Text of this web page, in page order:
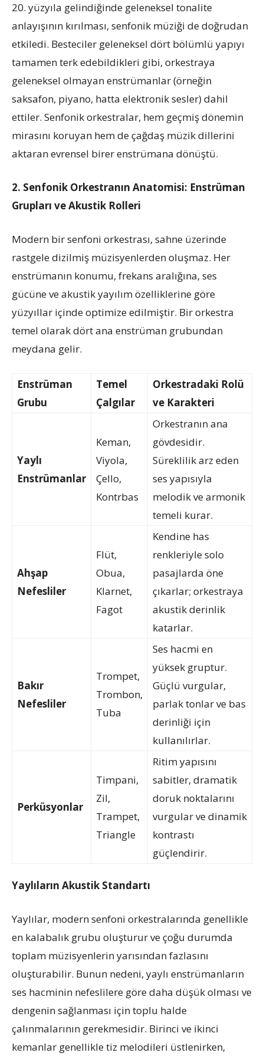
20. yüzyıla gelindiğinde geleneksel tonalite
anlayışının kırılması, senfonik müziği de doğrudan
etkiledi. Besteciler geleneksel dört bölümlü yapıyı
tamamen terk edebildikleri gibi, orkestraya
geleneksel olmayan enstrümanlar (örneğin
saksafon, piyano, hatta elektronik sesler) dahil
ettiler. Senfonik orkestralar, hem geçmiş dönemin
mirasını koruyan hem de çağdaş müzik dillerini
aktaran evrensel birer enstrümana dönüştü.
2. Senfonik Orkestranın Anatomisi: Enstrüman
Grupları ve Akustik Rolleri
Modern bir senfoni orkestrası, sahne üzerinde
rastgele dizilmiş müzisyenlerden oluşmaz. Her
enstrümanın konumu, frekans aralığına, ses
gücüne ve akustik yayılım özelliklerine göre
yüzyıllar içinde optimize edilmiştir. Bir orkestra
temel olarak dört ana enstrüman grubundan
meydana gelir.
Enstrüman
Grubu
Temel
Çalgılar
Orkestradaki Rolü
ve Karakteri
Yaylı
Enstrümanlar
Keman,
Viyola,
Çello,
Kontrbas
Orkestranın ana
gövdesidir.
Süreklilik arz eden
ses yapısıyla
melodik ve armonik
temeli kurar.
Ahşap
Nefesliler
Flüt,
Obua,
Klarnet,
Fagot
Kendine has
renkleriyle solo
pasajlarda öne
çıkarlar; orkestraya
akustik derinlik
katarlar.
Bakır
Nefesliler
Trompet,
Trombon,
Tuba
Ses hacmi en
yüksek gruptur.
Güçlü vurgular,
parlak tonlar ve bas
derinliği için
kullanılırlar.
Perküsyonlar
Timpani,
Zil,
Trampet,
Triangle
Ritim yapısını
sabitler, dramatik
doruk noktalarını
vurgular ve dinamik
kontrastı
güçlendirir.
Yaylıların Akustik Standartı
Yaylılar, modern senfoni orkestralarında genellikle
en kalabalık grubu oluşturur ve çoğu durumda
toplam müzisyenlerin yarısından fazlasını
oluşturabilir. Bunun nedeni, yaylı enstrümanların
ses hacminin nefeslilere göre daha düşük olması ve
dengenin sağlanması için toplu halde
çalınmalarının gerekmesidir. Birinci ve ikinci
kemanlar genellikle tiz melodileri üstlenirken,